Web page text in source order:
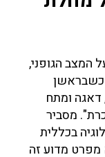
המצב הגופני,
כשבראשן
דאגה ומתח
מסביר
בכללית
מפרט מדוע זה